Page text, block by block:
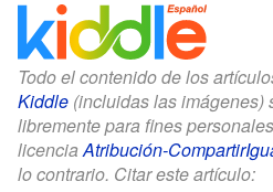
Todo el contenido de los
Kiddle (incluidas las imágenes)
libremente para fines
licenciaAtribución-
lo contrario. Citar este artículo: